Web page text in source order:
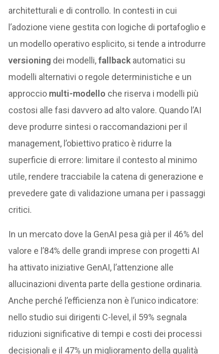
architetturali e di controllo. In contesti in cui
l’adozione viene gestita con logiche di portafoglio e
un modello operativo esplicito, si tende a introdurre
versioning dei modelli,fallback automatici su
modelli alternativi o regole deterministiche e un
approccio multi-modello che riserva i modelli più
costosi alle fasi davvero ad alto valore. Quando l’AI
deve produrre sintesi o raccomandazioni per il
management, l’obiettivo pratico è ridurre la
superficie di errore: limitare il contesto al minimo
utile, rendere tracciabile la catena di generazione e
prevedere gate di validazione umana per i passaggi
critici.
In un mercato dove la GenAI pesa già per il 46% del
valore e l’84% delle grandi imprese con progetti AI
ha attivato iniziative GenAI, l’attenzione alle
allucinazioni diventa parte della gestione ordinaria.
Anche perché l’efficienza non è l’unico indicatore:
nello studio sui dirigenti C-level, il 59% segnala
riduzioni significative di tempi e costi dei processi
decisionali e il 47% un miglioramento della qualità